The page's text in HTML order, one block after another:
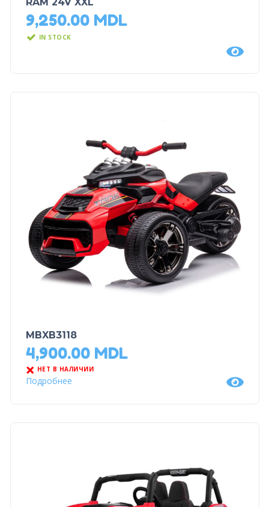
RAM 24V XXL
9,250.00 MDL
IN STOCK
MBXB3118
4,900.00 MDL
НЕТ В НАЛИЧИИ
Подробнее